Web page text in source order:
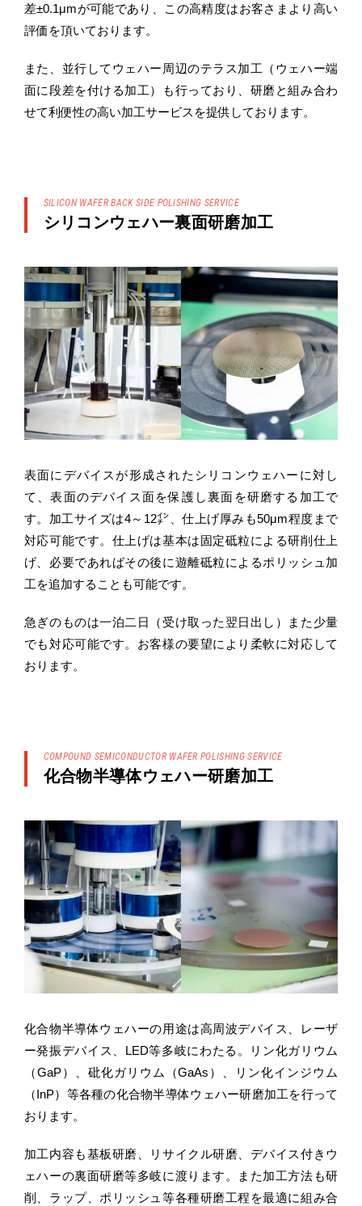
差±0.1μmが可能であり、この高精度はお客さまより高い
評価を頂いております。
また、並行してウェハー周辺のテラス加工（ウェハー端
面に段差を付ける加工）も行っており、研磨と組み合わ
せて利便性の高い加工サービスを提供しております。
SILICON WAFER BACK SIDE POLISHING SERVICE
シリコンウェハー裏面研磨加工
表面にデバイスが形成されたシリコンウェハーに対し
て、表面のデバイス面を保護し裏面を研磨する加工で
す。加工サイズは4～12㌅、仕上げ厚みも50μm程度まで
対応可能です。仕上げは基本は固定砥粒による研削仕上
げ、必要であればその後に遊離砥粒によるポリッシュ加
工を追加することも可能です。
急ぎのものは一泊二日（受け取った翌日出し）また少量
でも対応可能です。お客様の要望により柔軟に対応して
おります。
COMPOUND SEMICONDUCTOR WAFER POLISHING SERVICE
化合物半導体ウェハー研磨加工
化合物半導体ウェハーの用途は高周波デバイス、レーザ
ー発振デバイス、LED等多岐にわたる。リン化ガリウム
（GaP）、砒化ガリウム（GaAs）、リン化インジウム
（InP）等各種の化合物半導体ウェハー研磨加工を行って
おります。
加工内容も基板研磨、リサイクル研磨、デバイス付きウ
ェハーの裏面研磨等多岐に渡ります。また加工方法も研
削、ラップ、ポリッシュ等各種研磨工程を最適に組み合